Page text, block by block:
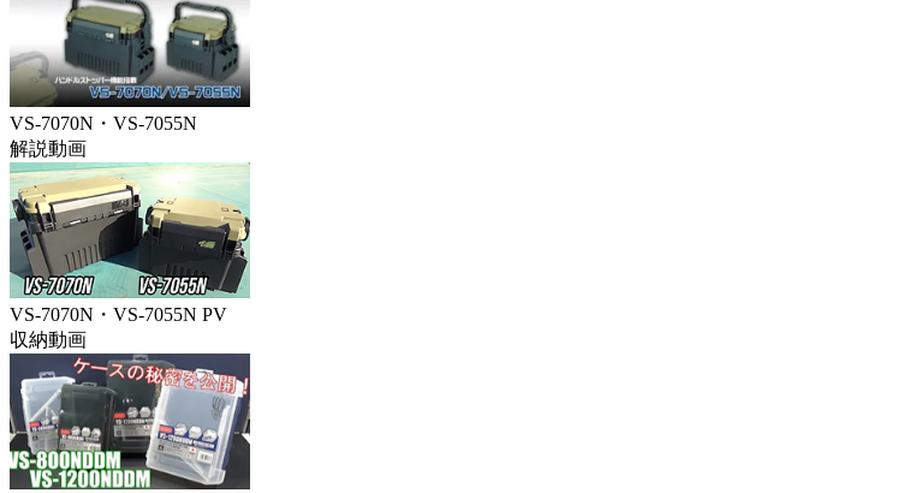
VS-7070N・VS-7055N
解説動画
VS-7070N・VS-7055N PV
収納動画